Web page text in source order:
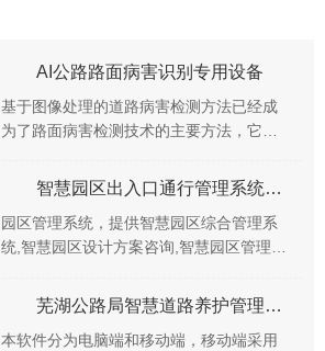
AI公路路面病害识别专用设备
基于图像处理的道路病害检测方法已经成
为了路面病害检测技术的主要方法，它基
行全方位评估，可准确记录哪条农村公路
上那个路段出现道...
智慧园区出入口通行管理系统解决方案
园区管理系统，提供智慧园区综合管理系
统,智慧园区设计方案咨询,智慧园区管理系
理系统、园区资产管理系统等功能，满足
创业园区、...
芜湖公路局智慧道路养护管理系统正式上线啦
本软件分为电脑端和移动端，移动端采用